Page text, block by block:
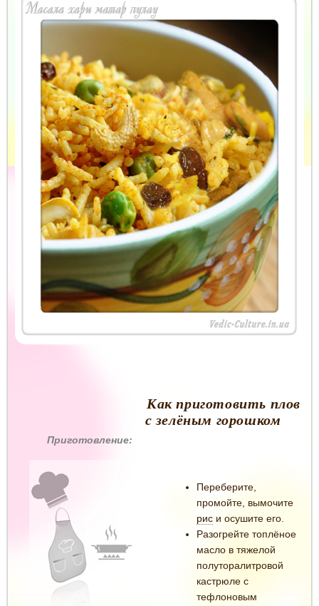
Как приготовить плов
с зелёным горошком
Приготовление:
Переберите,
промойте, вымочите
рис и осушите его.
Разогрейте топлёное
масло в тяжелой
полуторалитровой
кастрюле с
тефлоновым